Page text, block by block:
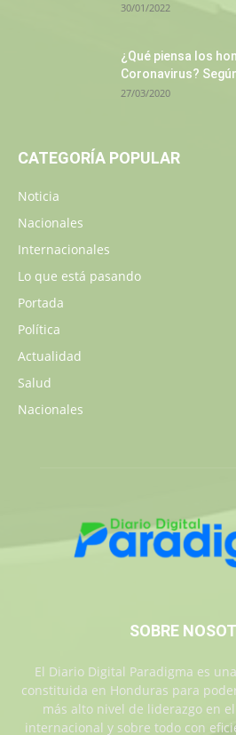
30/01/2022
¿Qué piensa los
Coronavirus?
27/03/2020
CATEGORÍA POPULAR
Noticia
Nacionales
Internacionales
Lo que está pasando
Portada
Política
Actualidad
Salud
Nacionales
SOBRE
El Diario Digital Paradigma es
constituida en Honduras para
más alto nivel de liderazgo en
internacional y sobre todo con